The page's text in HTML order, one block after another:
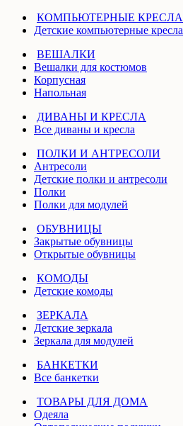
КОМПЬЮТЕРНЫЕ КРЕСЛА
Детские компьютерные кресла
ВЕШАЛКИ
Вешалки для костюмов
Корпусная
Напольная
ДИВАНЫ И КРЕСЛА
Все диваны и кресла
ПОЛКИ И АНТРЕСОЛИ
Антресоли
Детские полки и антресоли
Полки
Полки для модулей
ОБУВНИЦЫ
Закрытые обувницы
Открытые обувницы
КОМОДЫ
Детские комоды
ЗЕРКАЛА
Детские зеркала
Зеркала для модулей
БАНКЕТКИ
Все банкетки
ТОВАРЫ ДЛЯ ДОМА
Одеяла